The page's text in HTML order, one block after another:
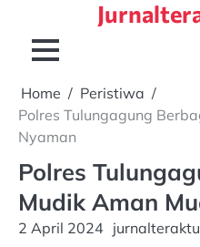
content
Home
Peristiwa
Polres Tulungagung
Nyaman
Polres
Mudik Aman
2 April 2024